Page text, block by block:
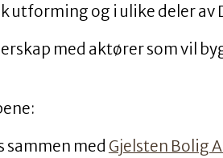
utforming og i ulike deler av
med aktører som vil
sammen med Gjelsten Bolig